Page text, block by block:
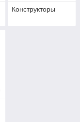
Конструкторы